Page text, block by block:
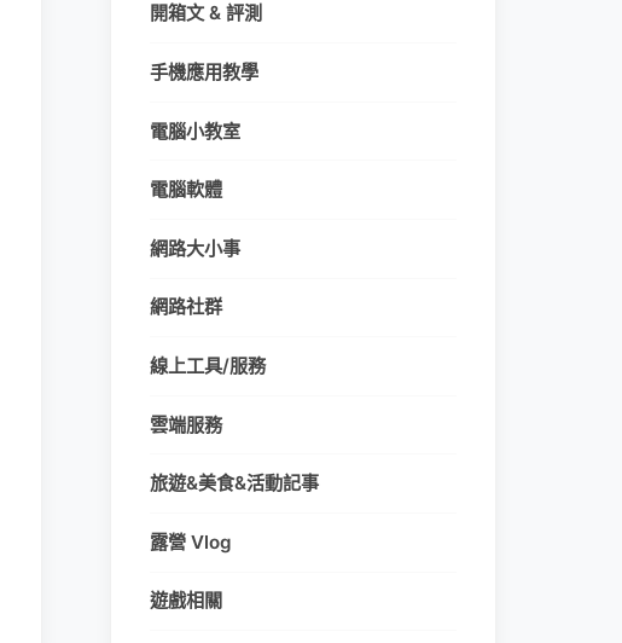
開箱文 & 評測
手機應用教學
電腦小教室
電腦軟體
網路大小事
網路社群
線上工具/服務
雲端服務
旅遊&美食&活動記事
露營 Vlog
遊戲相關